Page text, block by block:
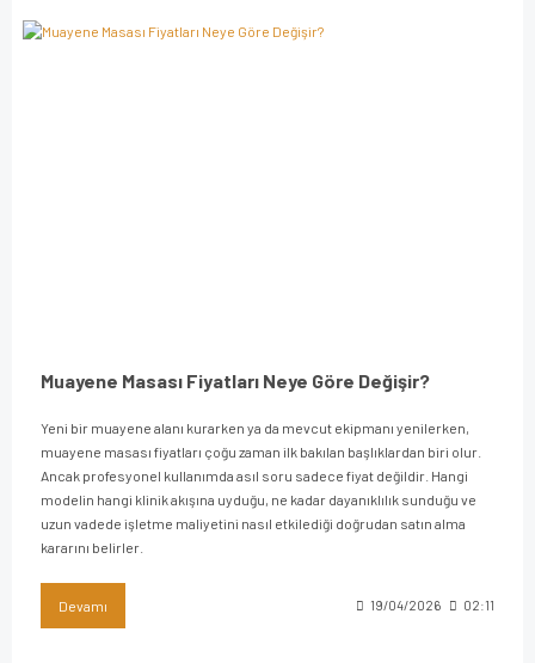
Muayene Masası Fiyatları Neye Göre Değişir?
Yeni bir muayene alanı kurarken ya da mevcut ekipmanı yenilerken,
muayene masası fiyatları çoğu zaman ilk bakılan başlıklardan biri olur.
Ancak profesyonel kullanımda asıl soru sadece fiyat değildir. Hangi
modelin hangi klinik akışına uyduğu, ne kadar dayanıklılık sunduğu ve
uzun vadede işletme maliyetini nasıl etkilediği doğrudan satın alma
kararını belirler.
Devamı 19/04/2026 02:11